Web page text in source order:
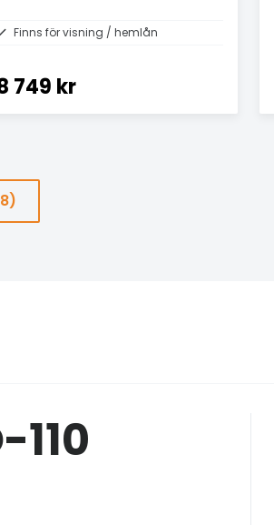
Finns för visning / hemlån
749 kr